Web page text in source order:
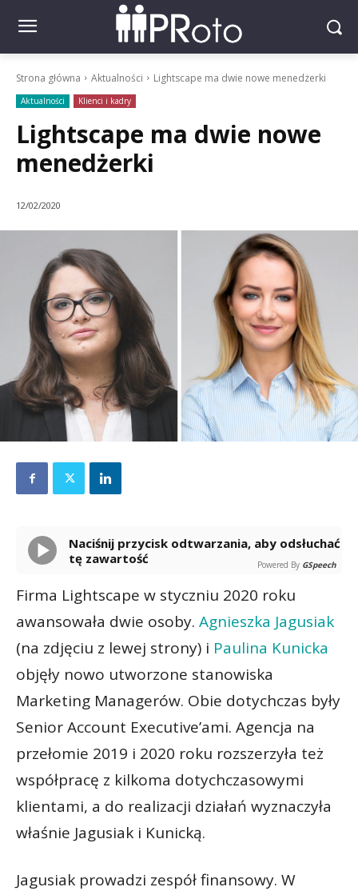
Strona główna Aktualności Lightscape ma dwie nowe menedżerki
Aktualności Klienci i kadry
Lightscape ma dwie nowe
menedżerki
12/02/2020
Naciśnij przycisk odtwarzania, aby odsłuchać
tę zawartość
Powered By GSpeech
Firma Lightscape w styczniu 2020 roku
awansowała dwie osoby. Agnieszka Jagusiak
(na zdjęciu z lewej strony) i Paulina Kunicka
objęły nowo utworzone stanowiska
Marketing Managerów. Obie dotychczas były
Senior Account Executive’ami. Agencja na
przełomie 2019 i 2020 roku rozszerzyła też
współpracę z kilkoma dotychczasowymi
klientami, a do realizacji działań wyznaczyła
właśnie Jagusiak i Kunicką.
Jagusiak prowadzi zespół finansowy. W